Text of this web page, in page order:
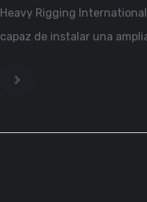
Heavy Rigging
capaz de instalar una